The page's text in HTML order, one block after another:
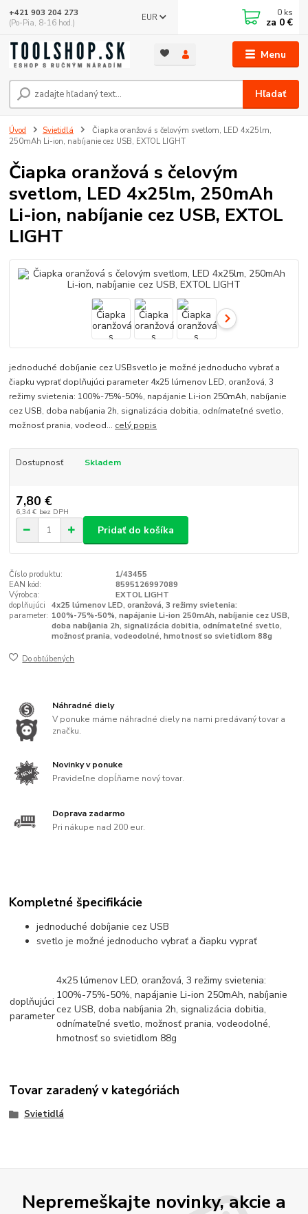
Menu
EUR
Hľadať
+421 903 204 273
(Po-Pia, 8-16 hod.)
0 ks
za 0 €
Úvod Svietidlá
Čiapka oranžová s čelovým svetlom, LED 4x25lm,
250mAh Li-ion, nabíjanie cez USB, EXTOL LIGHT
Čiapka oranžová s čelovým
svetlom, LED 4x25lm, 250mAh
Li-ion, nabíjanie cez USB, EXTOL
LIGHT
jednoduché dobíjanie cez USBsvetlo je možné jednoducho vybrať a
čiapku vyprať doplňujúci parameter 4x25 lúmenov LED, oranžová, 3
režimy svietenia: 100%-75%-50%, napájanie Li-ion 250mAh, nabíjanie
cez USB, doba nabíjania 2h, signalizácia dobitia, odnímateľné svetlo,
možnosť prania, vodeod... celý popis
Dostupnosť Skladem
7,80 €
6,34 € bez DPH
Pridať do košíka
Číslo produktu:
1/43455
EAN kód:
8595126997089
Výrobca:
EXTOL LIGHT
doplňujúci
parameter:
4x25 lúmenov LED, oranžová, 3 režimy svietenia:
100%-75%-50%, napájanie Li-ion 250mAh, nabíjanie cez USB,
doba nabíjania 2h, signalizácia dobitia, odnímateľné svetlo,
možnosť prania, vodeodolné, hmotnosť so svietidlom 88g
Do obľúbených
Náhradné diely
V ponuke máme náhradné diely na nami predávaný tovar a
značku.
Novinky v ponuke
Pravideľne dopĺňame nový tovar.
Doprava zadarmo
Pri nákupe nad 200 eur.
Kompletné špecifikácie
jednoduché dobíjanie cez USB
svetlo je možné jednoducho vybrať a čiapku vyprať
doplňujúci
parameter
4x25 lúmenov LED, oranžová, 3 režimy svietenia:
100%-75%-50%, napájanie Li-ion 250mAh, nabíjanie
cez USB, doba nabíjania 2h, signalizácia dobitia,
odnímateľné svetlo, možnosť prania, vodeodolné,
hmotnosť so svietidlom 88g
Tovar zaradený v kategóriách
Svietidlá
Nepremeškajte novinky, akcie a